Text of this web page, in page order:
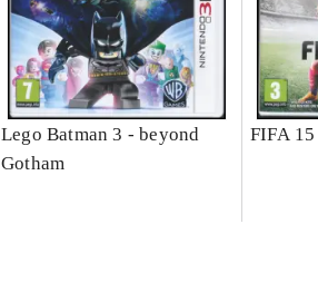
Lego Batman 3 - beyond
Gotham
FIFA 15